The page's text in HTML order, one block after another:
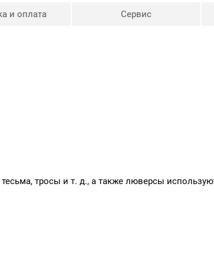
и оплата Сервис
тросы и т. д., а также люверсы